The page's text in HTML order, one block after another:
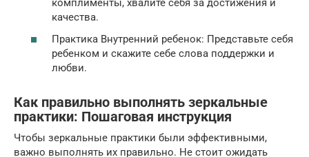
комплименты, хвалите себя за достижения и
качества.
Практика Внутренний ребенок: Представьте себя
ребенком и скажите себе слова поддержки и
любви.
Как правильно выполнять зеркальные
практики: Пошаговая инструкция
Чтобы зеркальные практики были эффективными,
важно выполнять их правильно. Не стоит ожидать